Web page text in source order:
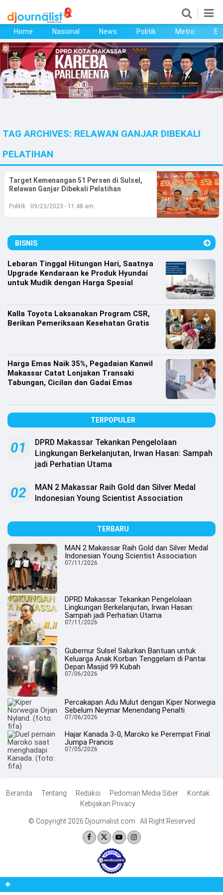
Home
Nasional
News
Metro
Ekonomi
Bisnis
Kesehatan
Olahraga
Bola
Copyright
Djournalist.com
.
Home Nasional News Politik Metro
TAG ARCHIVES: RELAWAN GANJAR DIBEKALI
PELATIHAN
Target Kemenangan 51 Persen di Sulsel,
Relawan Ganjar Dibekali Pelatihan
Politik 09/23/2023 - 11:48 am
BISNIS
Lebaran Tinggal Hitungan Hari, Saatnya
Upgrade Kendaraan ke Produk Hyundai
untuk Mudik dengan Harga Spesial
Kalla Toyota Laksanakan Program CSR,
Berikan Pemeriksaan Kesehatan Gratis
Harga Emas Naik 35%, Pegadaian Kanwil
Makassar Catat Lonjakan Transaki
Tabungan, Cicilan dan Gadai Emas
TERPOPULER
01
DPRD Makassar Tekankan Pengelolaan
Lingkungan Berkelanjutan, Irwan Hasan: Sampah
jadi Perhatian Utama
02
MAN 2 Makassar Raih Gold dan Silver Medal
Indonesian Young Scientist Association
TERBARU
MAN 2 Makassar Raih Gold dan Silver Medal
Indonesian Young Scientist Association
07/11/2026
DPRD Makassar Tekankan Pengelolaan
Lingkungan Berkelanjutan, Irwan Hasan:
Sampah jadi Perhatian Utama
07/11/2026
Gubernur Sulsel Salurkan Bantuan untuk
Keluarga Anak Korban Tenggelam di Pantai
Depan Masjid 99 Kubah
07/06/2026
Percakapan Adu Mulut dengan Kiper Norwegia
Sebelum Neymar Menendang Penalti
07/06/2026
Hajar Kanada 3-0, Maroko ke Perempat Final
Jumpa Prancis
07/05/2026
Beranda Tentang Redaksi Pedoman Media Siber
Kontak
Kebijakan Privacy
© Copyright 2026 Djournalist.com . All Right Reserved